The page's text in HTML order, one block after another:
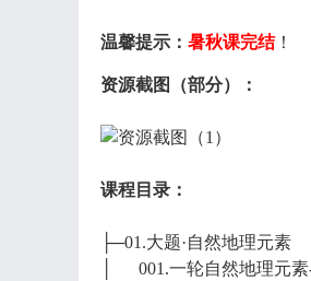
温馨提示： 暑秋课完结！
资源截图（部分）：
课程目录：
├─01.大题·自然地理元素
│ 001.一轮自然地理元素